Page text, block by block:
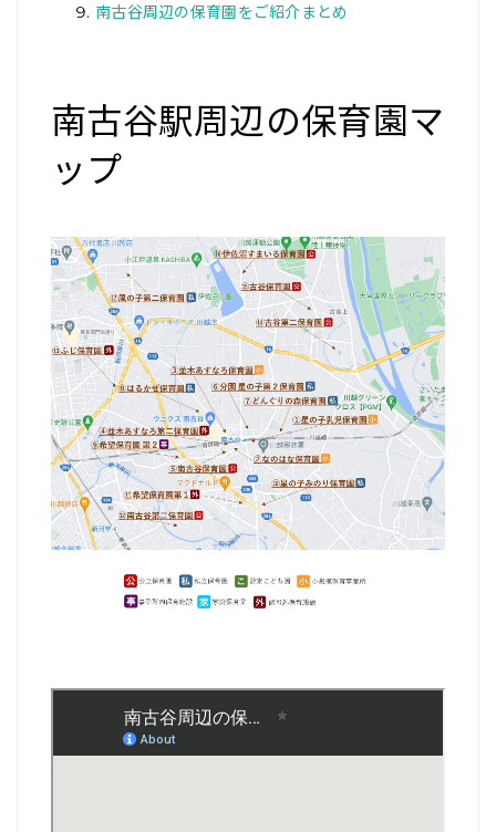
南古谷周辺の保育園をご紹介まとめ
南古谷駅周辺の保育園マ
ップ